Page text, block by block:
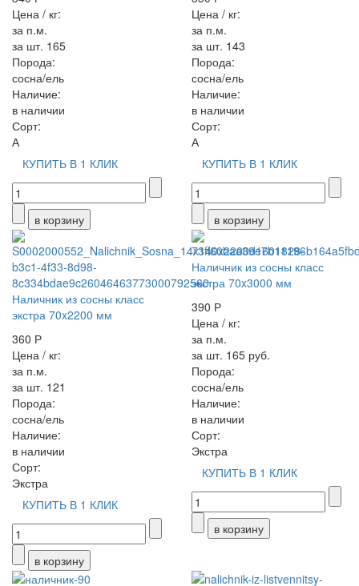
Цена / кг:
за п.м.
за шт. 165
Порода:
сосна/ель
Наличие:
в наличии
Сорт:
А
КУПИТЬ В 1 КЛИК
Цена / кг:
за п.м.
за шт. 143
Порода:
сосна/ель
Наличие:
в наличии
Сорт:
А
КУПИТЬ В 1 КЛИК
Наличник из сосны класс
экстра 70x2200 мм
360 Р
Цена / кг:
за п.м.
за шт. 121
Порода:
сосна/ель
Наличие:
в наличии
Сорт:
Экстра
КУПИТЬ В 1 КЛИК
Наличник из сосны класс
экстра 70x3000 мм
390 Р
Цена / кг:
за п.м.
за шт. 165 руб.
Порода:
сосна/ель
Наличие:
в наличии
Сорт:
Экстра
КУПИТЬ В 1 КЛИК